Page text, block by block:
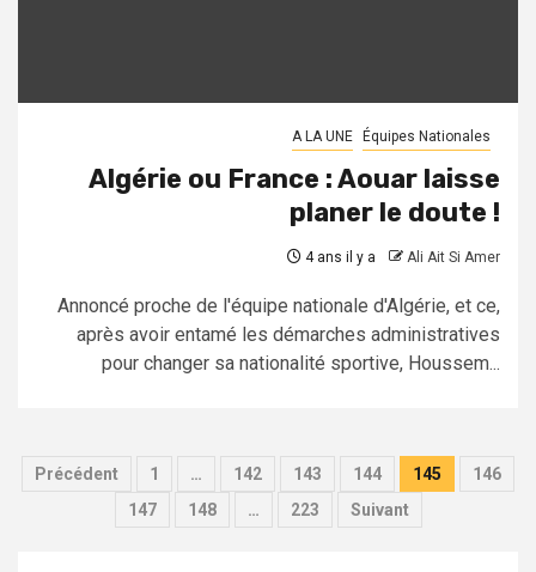
A LA UNE Équipes Nationales
Algérie ou France : Aouar laisse
planer le doute !
4 ans il y a Ali Ait Si Amer
Annoncé proche de l'équipe nationale d'Algérie, et ce,
après avoir entamé les démarches administratives
pour changer sa nationalité sportive, Houssem...
Pagination
Précédent 1 … 142 143 144 145
146
147
148 … 223 Suivant